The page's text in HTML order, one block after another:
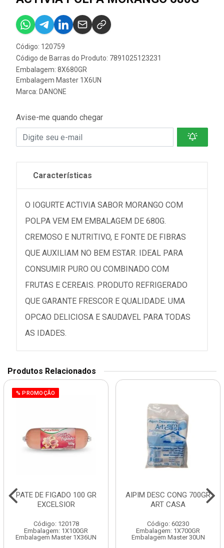
Código: 120759
Código de Barras do Produto: 7891025123231
Embalagem: 8X680GR
Embalagem Master 1X6UN
Marca: DANONE
Avise-me quando chegar
Características
O IOGURTE ACTIVIA SABOR MORANGO COM
POLPA VEM EM EMBALAGEM DE 680G.
CREMOSO E NUTRITIVO, E FONTE DE FIBRAS
QUE AUXILIAM NO BEM ESTAR. IDEAL PARA
CONSUMIR PURO OU COMBINADO COM
FRUTAS E CEREAIS. PRODUTO REFRIGERADO
QUE GARANTE FRESCOR E QUALIDADE. UMA
OPCAO DELICIOSA E SAUDAVEL PARA TODAS
AS IDADES.
Produtos Relacionados
% PROMOÇÃO
PATE DE FIGADO 100 GR
EXCELSIOR
Código: 120178
Embalagem: 1X100GR
Embalagem Master 1X36UN
AIPIM DESC CONG 700GR
ART CASA
Código: 60230
Embalagem: 1X700GR
Embalagem Master 30UN